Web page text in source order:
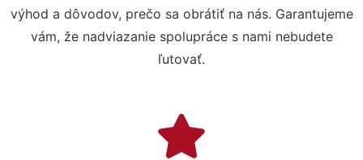
výhod a dôvodov, prečo sa obrátiť na nás. Garantujeme
vám, že nadviazanie spolupráce s nami nebudete
ľutovať.